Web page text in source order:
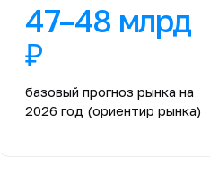
47–48 млрд
₽
базовый прогноз рынка на
2026 год (ориентир рынка)